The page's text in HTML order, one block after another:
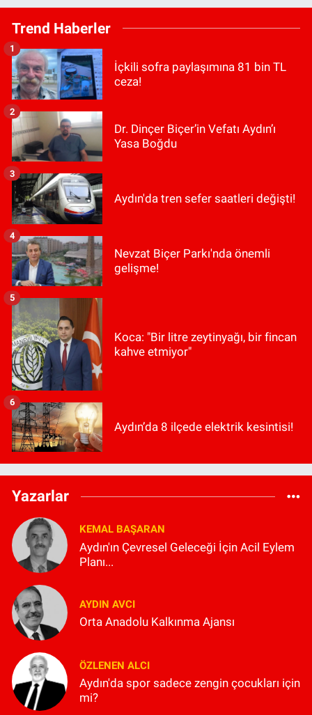
Trend Haberler
İçkili sofra paylaşımına 81 bin TL
ceza!
1
Dr. Dinçer Biçer’in Vefatı Aydın’ı
Yasa Boğdu
2
Aydın'da tren sefer saatleri değişti!
3
Nevzat Biçer Parkı'nda önemli
gelişme!
4
Koca: "Bir litre zeytinyağı, bir fincan
kahve etmiyor"
5
Aydın’da 8 ilçede elektrik kesintisi!
6
Yazarlar
KEMAL BAŞARAN
Aydın'ın Çevresel Geleceği İçin Acil Eylem
Planı...
AYDIN AVCI
Orta Anadolu Kalkınma Ajansı
ÖZLENEN ALCI
Aydın'da spor sadece zengin çocukları için
mi?